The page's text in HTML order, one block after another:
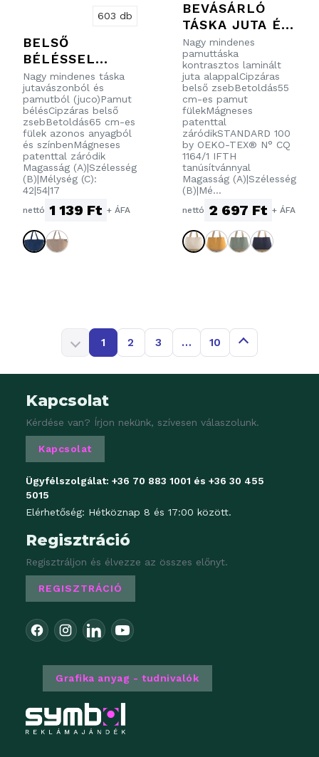
603 db
BELSŐ
BÉLÉSSEL
ELLÁTOTT
NAGY JUTA-
PAMUT
KEVERÉK
TÁSKA
Nagy mindenes táska
jutavászonból és
pamutból (juco)Pamut
bélésCipzáras belső
zsebBetoldás65 cm-es
fülek azonos anyagból
és színbenMágneses
patenttal záródik
Magasság (A)|Szélesség
(B)|Mélység (C):
42|54|17
nettó 1 139 Ft + ÁFA
BEVÁSÁRLÓ
TÁSKA JUTA ÉS
PAMUT
KEVERÉKBŐL
Nagy mindenes
pamuttáska
kontrasztos laminált
juta alappalCipzáras
belső zsebBetoldás55
cm-es pamut
fülekMágneses
patenttal
záródikSTANDARD 100
by OEKO-TEX® N° CQ
1164/1 IFTH
tanúsítvánnyal
Magasság (A)|Szélesség
(B)|Mé...
nettó 2 697 Ft + ÁFA
1 2 3 … 10
Kapcsolat
Kérdése van? Írjon nekünk, szívesen válaszolunk.
Kapcsolat
Ügyfélszolgálat: +36 70 883 1001 és +36 30 455
5015
Elérhetőség: Hétköznap 8 és 17:00 között.
Regisztráció
Regisztráljon és élvezze az összes előnyt.
REGISZTRÁCIÓ
Grafika anyag - tudnivalók